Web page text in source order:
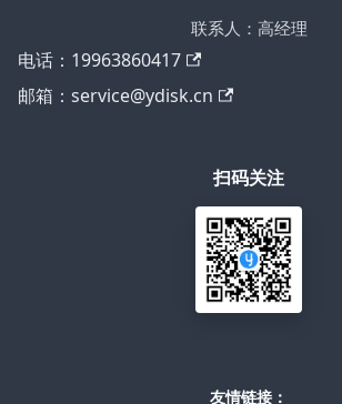
联系人：高经理
电话：19963860417
邮箱：service@ydisk.cn
扫码关注
友情链接：